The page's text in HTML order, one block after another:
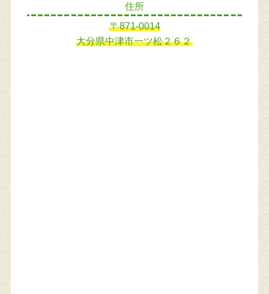
住所
〒871-0014
大分県中津市一ツ松２６２